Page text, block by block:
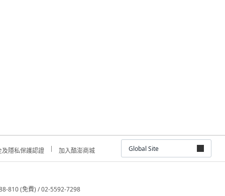
及隱私保護認證 加入酷澎商城 Global Site
810 (免費) / 02-5592-7298